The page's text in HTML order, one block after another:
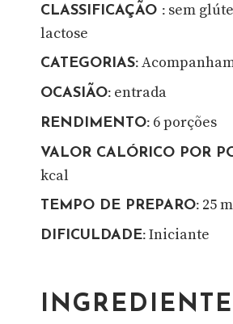
CLASSIFICAÇÃO : sem
lactose
CATEGORIAS:
OCASIÃO: entrada
RENDIMENTO: 6 porções
VALOR CALÓRICO POR
kcal
TEMPO DE PREPARO: 25
DIFICULDADE: Iniciante